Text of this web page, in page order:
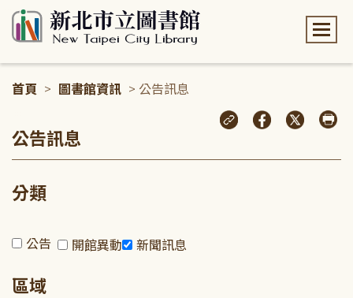
首頁 > 圖書館資訊 > 公告訊息
公告訊息
分類
公告 開館異動 新聞訊息
區域